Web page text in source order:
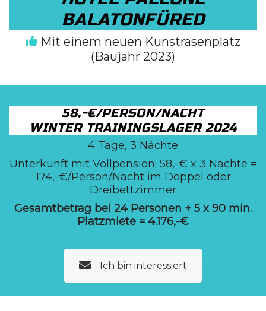
BALATONFÜRED
Mit einem neuen Kunstrasenplatz
(Baujahr 2023)
58,-€/PERSON/NACHT
WINTER TRAININGSLAGER 2024
4 Tage, 3 Nächte
Unterkunft mit Vollpension: 58,-€ x 3 Nächte =
174,-€/Person/Nacht im Doppel oder
Dreibettzimmer
Gesamtbetrag bei 24 Personen + 5 x 90 min.
Platzmiete = 4.176,-€
Ich bin interessiert